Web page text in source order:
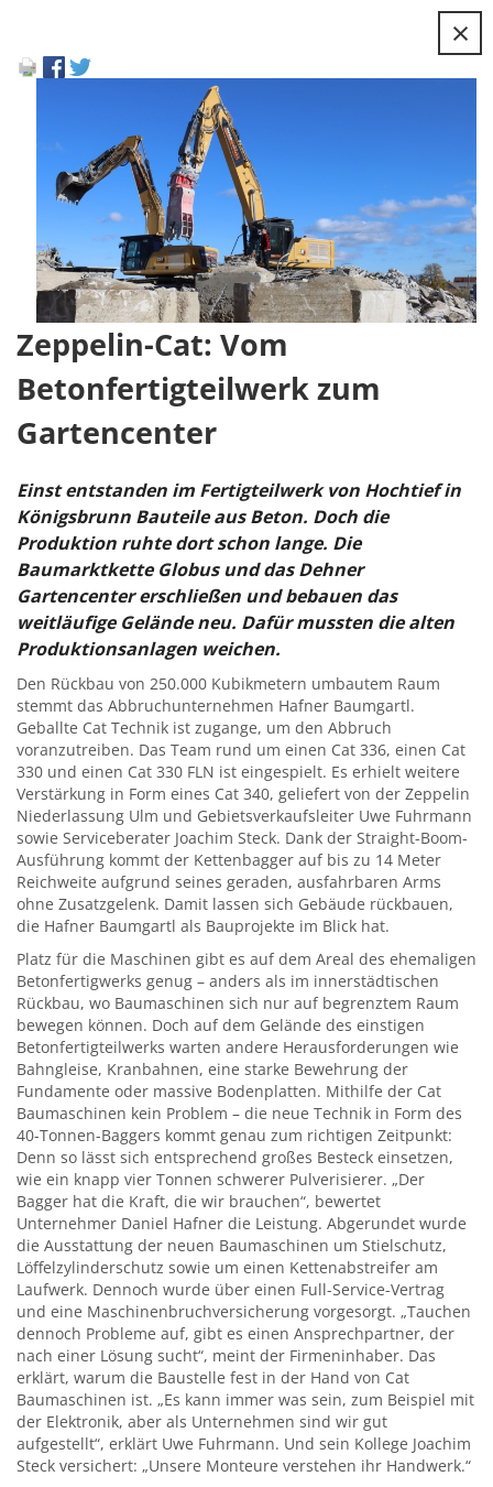
×
Zeppelin-Cat: Vom
Betonfertigteilwerk zum
Gartencenter
Einst entstanden im Fertigteilwerk von Hochtief in
Königsbrunn Bauteile aus Beton. Doch die
Produktion ruhte dort schon lange. Die
Baumarktkette Globus und das Dehner
Gartencenter erschließen und bebauen das
weitläufige Gelände neu. Dafür mussten die alten
Produktionsanlagen weichen.
Den Rückbau von 250.000 Kubikmetern umbautem Raum
stemmt das Abbruchunternehmen Hafner Baumgartl.
Geballte Cat Technik ist zugange, um den Abbruch
voranzutreiben. Das Team rund um einen Cat 336, einen Cat
330 und einen Cat 330 FLN ist eingespielt. Es erhielt weitere
Verstärkung in Form eines Cat 340, geliefert von der Zeppelin
Niederlassung Ulm und Gebietsverkaufsleiter Uwe Fuhrmann
sowie Serviceberater Joachim Steck. Dank der Straight-Boom-
Ausführung kommt der Kettenbagger auf bis zu 14 Meter
Reichweite aufgrund seines geraden, ausfahrbaren Arms
ohne Zusatzgelenk. Damit lassen sich Gebäude rückbauen,
die Hafner Baumgartl als Bauprojekte im Blick hat.
Platz für die Maschinen gibt es auf dem Areal des ehemaligen
Betonfertigwerks genug – anders als im innerstädtischen
Rückbau, wo Baumaschinen sich nur auf begrenztem Raum
bewegen können. Doch auf dem Gelände des einstigen
Betonfertigteilwerks warten andere Herausforderungen wie
Bahngleise, Kranbahnen, eine starke Bewehrung der
Fundamente oder massive Bodenplatten. Mithilfe der Cat
Baumaschinen kein Problem – die neue Technik in Form des
40-Tonnen-Baggers kommt genau zum richtigen Zeitpunkt:
Denn so lässt sich entsprechend großes Besteck einsetzen,
wie ein knapp vier Tonnen schwerer Pulverisierer. „Der
Bagger hat die Kraft, die wir brauchen“, bewertet
Unternehmer Daniel Hafner die Leistung. Abgerundet wurde
die Ausstattung der neuen Baumaschinen um Stielschutz,
Löffelzylinderschutz sowie um einen Kettenabstreifer am
Laufwerk. Dennoch wurde über einen Full-Service-Vertrag
und eine Maschinenbruchversicherung vorgesorgt. „Tauchen
dennoch Probleme auf, gibt es einen Ansprechpartner, der
nach einer Lösung sucht“, meint der Firmeninhaber. Das
erklärt, warum die Baustelle fest in der Hand von Cat
Baumaschinen ist. „Es kann immer was sein, zum Beispiel mit
der Elektronik, aber als Unternehmen sind wir gut
aufgestellt“, erklärt Uwe Fuhrmann. Und sein Kollege Joachim
Steck versichert: „Unsere Monteure verstehen ihr Handwerk.“